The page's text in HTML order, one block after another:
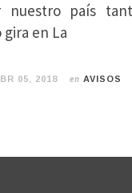
país
en La
05, 2018 en AVISOS